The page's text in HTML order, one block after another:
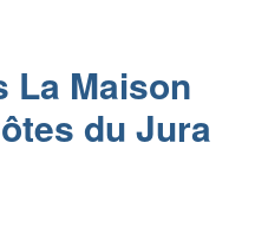
La Maison
du Jura